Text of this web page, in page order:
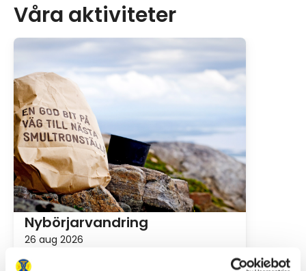
Våra aktiviteter
Nybörjarvandring
26 aug 2026